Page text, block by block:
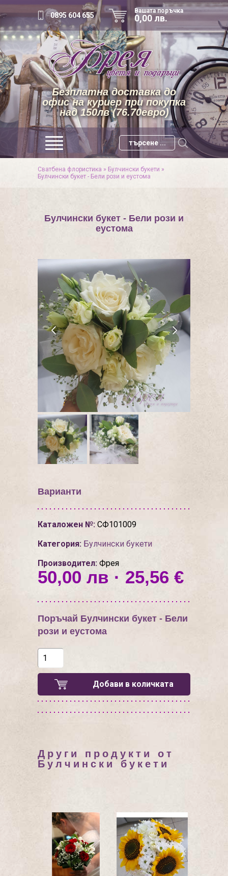
0895 604 655
Вашата поръчка
0,00 лв.
Безплатна доставка до
офис на куриер при покупка
над 150лв (76.70евро)
Сватбена флористика » Булчински букети »
Булчински букет - Бели рози и еустома
Булчински букет - Бели рози и
еустома
Варианти
Каталожен №: СФ101009
Категория: Булчински букети
Производител: Фрея
50,00 лв · 25,56 €
Поръчай Булчински букет - Бели
рози и еустома
Добави в количката
Други продукти от
Булчински букети